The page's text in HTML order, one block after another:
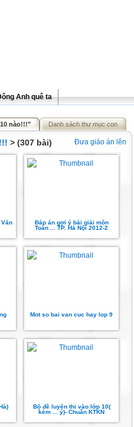
Anh quê ta
nào!!!" Danh sách thư mục con
Đưa giáo án lên
> (307 bài)
Đáp án gợi ý bài giải môn
Toán ... TP. Hà Nội 2012-2
Mot so bai van cuc hay lop 9
Bộ đề luyện thi vào lớp 10(
kèm ... ý)- Chuẩn KTKN